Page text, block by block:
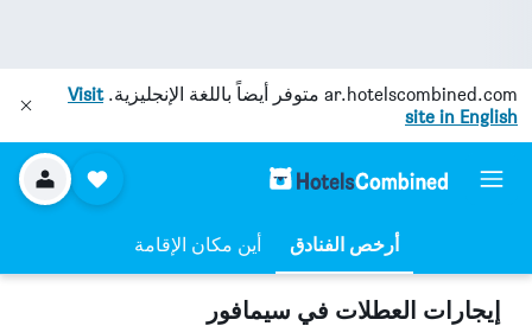
ar.hotelscombined.com متوفر أيضاً باللغة الإنجليزية.Visit
site in English
أرخص الفنادق أين مكان الإقامة
إيجارات العطلات في سيمافور